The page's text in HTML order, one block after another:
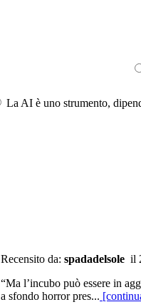
La AI è uno strumento,
Recensito da: spadadelsole il
“Ma l’incubo può essere in
a sfondo horror pres...